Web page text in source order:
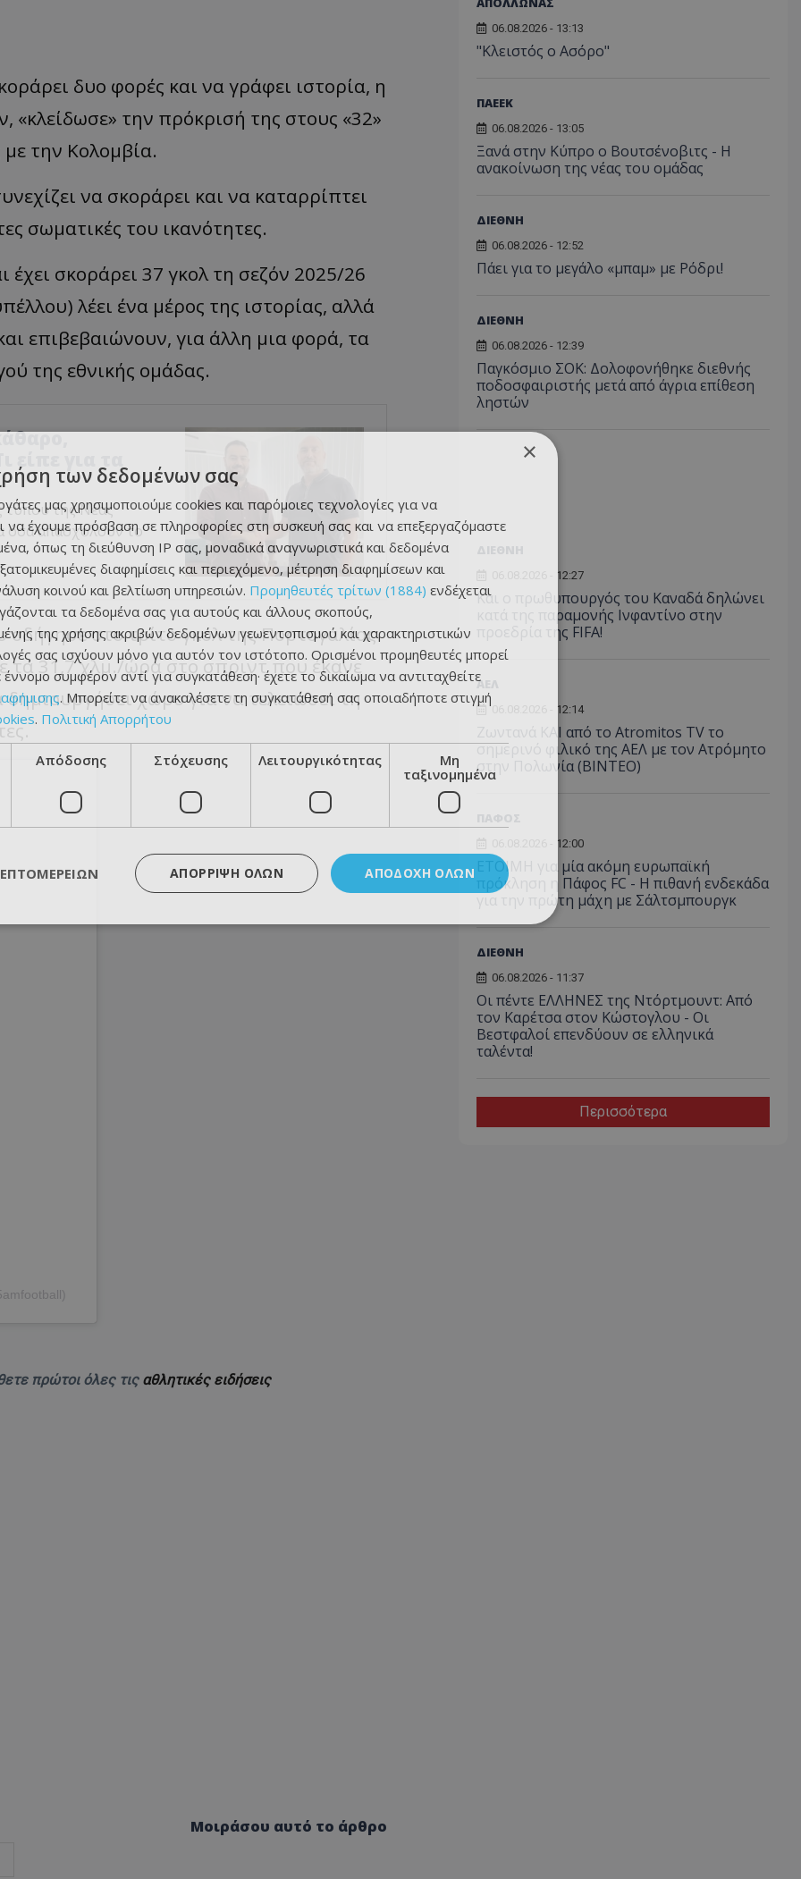
δυο φορές και να γράφει ιστορία, η
«κλείδωσε» την πρόκρισή της στους «32»
την Κολομβία.
να σκοράρει και να καταρρίπτει
σωματικές του ικανότητες.
έχει σκοράρει 37 γκολ τη σεζόν 2025/26
λέει ένα μέρος της ιστορίας, αλλά
επιβεβαιώνουν, για άλλη μια φορά, τα
της εθνικής ομάδας.
για τα
της Νέας
όσα απασχολούν το
στο τρίτο γκολ της Πορτογαλίας
τα 31,7 χλμ./ώρα στο σπριντ που έκανε
χώρο για να τελειώσει τη
πρώτοι όλες τις αθλητικές ειδήσεις
Μοιράσου αυτό το άρθρο
06.08.2026 - 13:13
"Κλειστός ο Ασόρο"
ΠΑΕΕΚ
06.08.2026 - 13:05
Ξανά στην Κύπρο ο Βουτσένοβιτς - Η
ανακοίνωση της νέας του ομάδας
ΔΙΕΘΝΗ
06.08.2026 - 12:52
Πάει για το μεγάλο «μπαμ» με Ρόδρι!
ΔΙΕΘΝΗ
06.08.2026 - 12:39
Παγκόσμιο ΣΟΚ: Δολοφονήθηκε διεθνής
ποδοσφαιριστής μετά από άγρια επίθεση
ληστών
06.08.2026 - 12:27
Και ο πρωθυπουργός του Καναδά δηλώνει
κατά της παραμονής Ινφαντίνο στην
προεδρία της FIFA!
ΑΕΛ
06.08.2026 - 12:14
Ζωντανά ΚΑΙ από το Atromitos TV το
σημερινό φιλικό της ΑΕΛ με τον Ατρόμητο
στην Πολωνία (ΒΙΝΤΕΟ)
06.08.2026 - 12:00
ΕΤΟΙΜΗ για μία ακόμη ευρωπαϊκή
πρόκληση η Πάφος FC - Η πιθανή ενδεκάδα
για την πρώτη μάχη με Σάλτσμπουργκ
ΔΙΕΘΝΗ
06.08.2026 - 11:37
Οι πέντε ΕΛΛΗΝΕΣ της Ντόρτμουντ: Από
τον Καρέτσα στον Κώστογλου - Οι
Βεστφαλοί επενδύουν σε ελληνικά
ταλέντα!
Περισσότερα
×
των δεδομένων σας
μας χρησιμοποιούμε cookies και παρόμοιες τεχνολογίες για να
να έχουμε πρόσβαση σε πληροφορίες στη συσκευή σας και να επεξεργαζόμαστε
όπως τη διεύθυνση IP σας, μοναδικά αναγνωριστικά και δεδομένα
διαφημίσεις και περιεχόμενο, μέτρηση διαφημίσεων και
κοινού και βελτίωση υπηρεσιών. Προμηθευτές τρίτων (1884) ενδέχεται
τα δεδομένα σας για αυτούς και άλλους σκοπούς,
της χρήσης ακριβών δεδομένων γεωεντοπισμού και χαρακτηριστικών
σας ισχύουν μόνο για αυτόν τον ιστότοπο. Ορισμένοι προμηθευτές μπορεί
συμφέρον αντί για συγκατάθεση· έχετε το δικαίωμα να αντιταχθείτε
. Μπορείτε να ανακαλέσετε τη συγκατάθεσή σας οποιαδήποτε στιγμή
. Πολιτική Απορρήτου
Απόδοσης Στόχευσης Λειτουργικότητας
Μη
ταξινομημένα
ΑΠΟΔΟΧΉ ΌΛΩΝ
ΑΠΌΡΡΙΨΗ ΌΛΩΝ